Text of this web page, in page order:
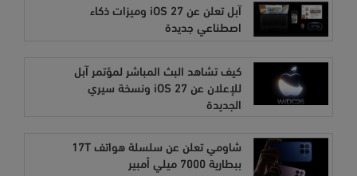
آبل تعلن عن iOS 27 وميزات ذكاء
اصطناعي جديدة
كيف تشاهد البث المباشر لمؤتمر آبل
للإعلان عن iOS 27 ونسخة سيري
الجديدة
شاومي تعلن عن سلسلة هواتف 17T
ببطارية 7000 ميلي أمبير